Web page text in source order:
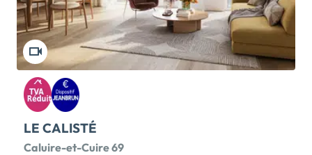
répondre à tous vos besoins du quotidien. Cet […] Voir
le programme immobilier neuf >>
LE CALISTÉ
Caluire-et-Cuire 69